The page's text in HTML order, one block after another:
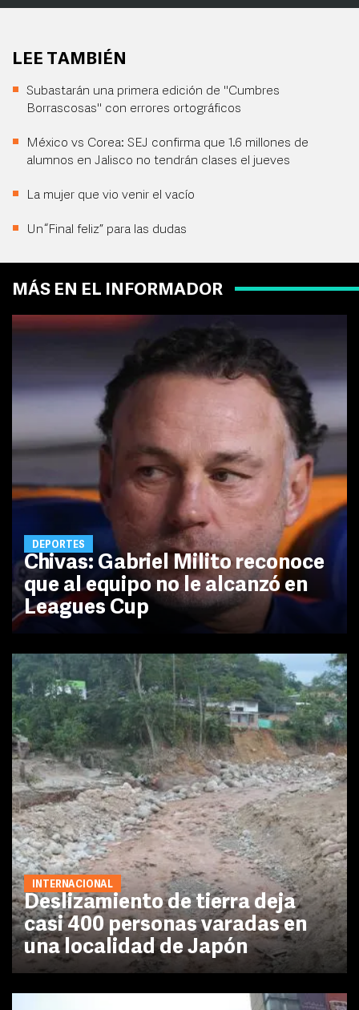
LEE TAMBIÉN
Subastarán una primera edición de "Cumbres
Borrascosas" con errores ortográficos
México vs Corea: SEJ confirma que 1.6 millones de
alumnos en Jalisco no tendrán clases el jueves
La mujer que vio venir el vacío
Un “Final feliz” para las dudas
MÁS EN EL INFORMADOR
DEPORTES
Chivas: Gabriel Milito reconoce
que al equipo no le alcanzó en
Leagues Cup
INTERNACIONAL
Deslizamiento de tierra deja
casi 400 personas varadas en
una localidad de Japón